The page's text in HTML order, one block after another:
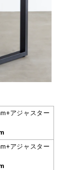
アジャスター
アジャスター